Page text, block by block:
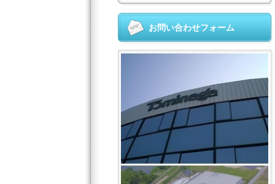
お問い合わせフォーム